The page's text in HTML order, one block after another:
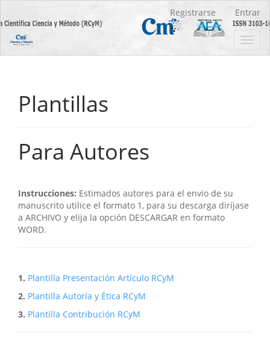
principal
Contenido
principal
Barra
Registrarse Entrar
Plantillas
Para Autores
Instrucciones: Estimados autores para el envio de su
manuscrito utilice el formato 1, para su descarga diríjase
a ARCHIVO y elija la opción DESCARGAR en formato
WORD.
1. Plantilla Presentación Artículo RCyM
2. Plantilla Autoría y Ética RCyM
3. Plantilla Contribución RCyM